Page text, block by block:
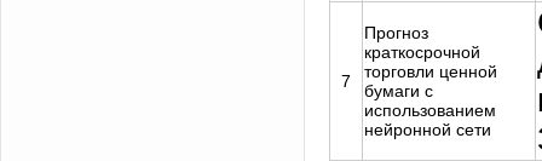
7
Прогноз
краткосрочной
торговли ценной
бумаги с
использованием
нейронной сети